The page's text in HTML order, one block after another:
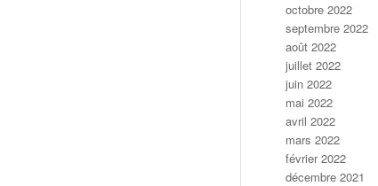
octobre 2022
septembre 2022
août 2022
juillet 2022
juin 2022
mai 2022
avril 2022
mars 2022
février 2022
décembre 2021